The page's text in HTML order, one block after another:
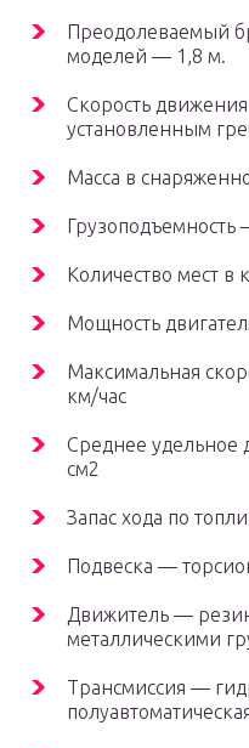
Преодолеваемый
моделей — 1,8 м.
Скорость
установленным
Масса в
Грузоподъемность
Количество мест в
Мощность
Максимальная
км/час
Среднее удельное
см2
Запас хода по
Подвеска —
Движитель —
металлическими
Трансмиссия —